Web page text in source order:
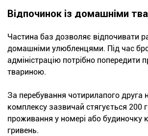
Відпочинок із домашніми
Частина баз дозволяє відпочивати
домашніми улюбленцями. Під час
адміністрацію потрібно попередити
твариною.
За перебування чотирилапого друга
комплексу зазвичай стягується 200
проживання у номері або будиночку
гривень.